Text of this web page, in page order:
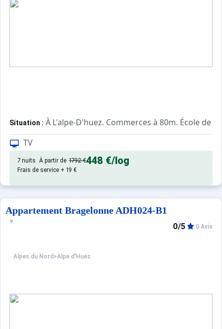
Situation : À L'alpe-D'huez. Commerces à 80m. École de
Appartement de particulier :Confortable et tout équipé.
TV
7 nuits À partir de 1792 €448 €/log
Frais de service + 19 €
Appartement Bragelonne ADH024-B1
Alpes du Nord >Alpe d'Huez
0/5 0 Avis